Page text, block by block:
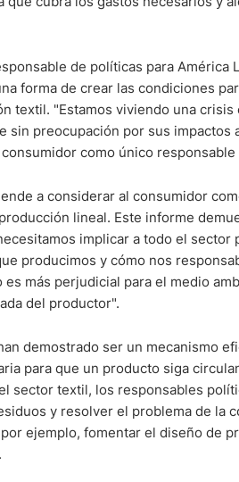
de políticas para América
forma de crear las condiciones
textil. "Estamos viviendo una
sin preocupación por sus impactos
como único
a considerar al consumidor
lineal. Este informe
implicar a todo el
producimos y cómo nos
más perjudicial para el medio
del productor".
demostrado ser un mecanismo
para que un producto siga
sector textil, los responsables
y resolver el problema de la
ejemplo, fomentar el diseño de